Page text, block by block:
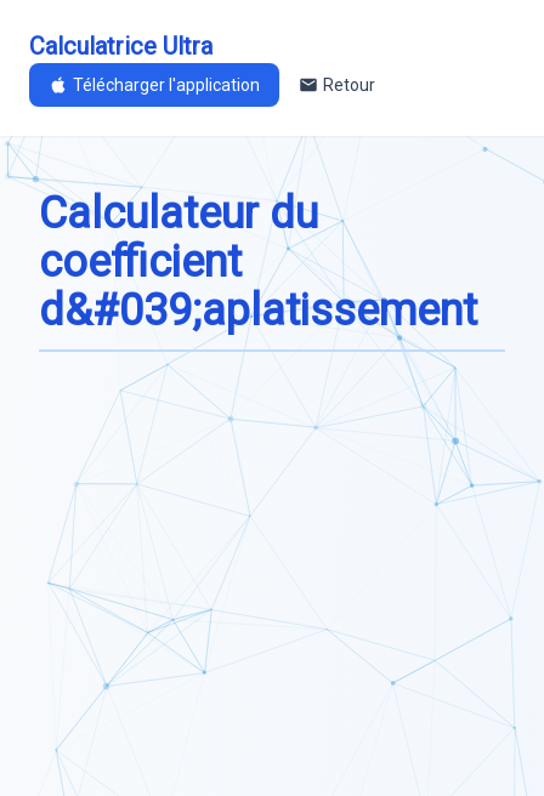
Calculatrice Ultra
Télécharger l'application Retour
Calculateur du
coefficient
d&#039;aplatissement